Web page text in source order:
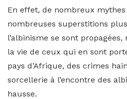
En effet, de nombreux
nombreuses superstitions
l’albinisme se sont
la vie de ceux qui en sont
pays d’Afrique, des crimes
sorcellerie à l’encontre des
hausse.